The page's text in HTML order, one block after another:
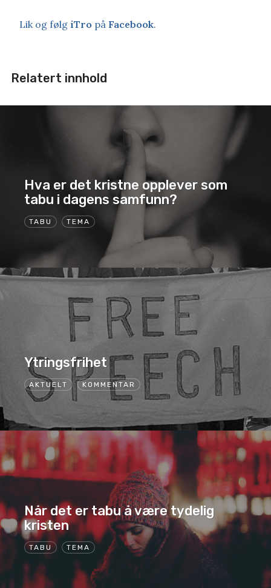
Lik og følg iTro på Facebook.
Relatert innhold
TABU TEMA
Hva er det kristne opplever som
tabu i dagens samfunn?
AKTUELT KOMMENTAR
Ytringsfrihet
TABU TEMA
Når det er tabu å være tydelig
kristen